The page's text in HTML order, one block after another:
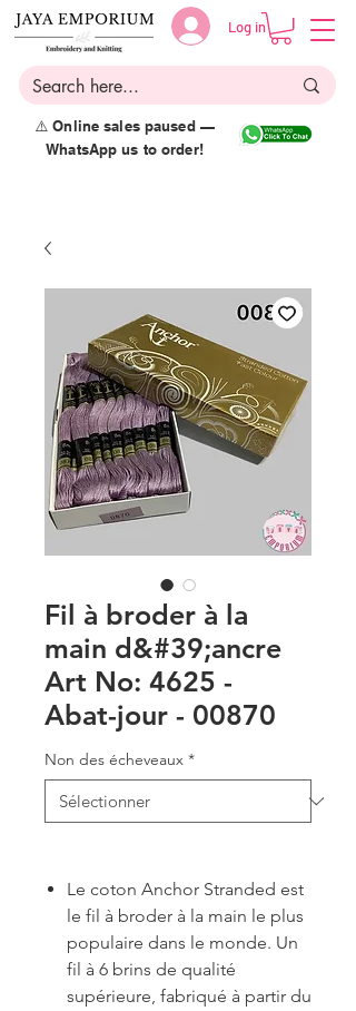
Log in
⚠️ Online sales paused —
WhatsApp us to order!
Fil à broder à la
main d&#39;ancre
Art No: 4625 -
Abat-jour - 00870
Non des écheveaux *
Le coton Anchor Stranded est
le fil à broder à la main le plus
populaire dans le monde. Un
fil à 6 brins de qualité
supérieure, fabriqué à partir du